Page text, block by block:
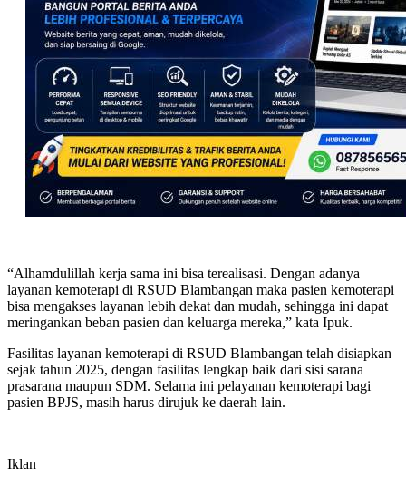
“Alhamdulillah kerja sama ini bisa terealisasi. Dengan adanya
layanan kemoterapi di RSUD Blambangan maka pasien kemoterapi
bisa mengakses layanan lebih dekat dan mudah, sehingga ini dapat
meringankan beban pasien dan keluarga mereka,” kata Ipuk.
Fasilitas layanan kemoterapi di RSUD Blambangan telah disiapkan
sejak tahun 2025, dengan fasilitas lengkap baik dari sisi sarana
prasarana maupun SDM. Selama ini pelayanan kemoterapi bagi
pasien BPJS, masih harus dirujuk ke daerah lain.
Iklan